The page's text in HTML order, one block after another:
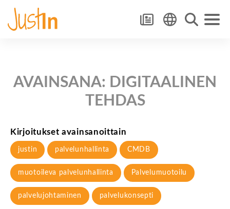
AVAINSANA: DIGITAALINEN
TEHDAS
Kirjoitukset avainsanoittain
justin palvelunhallinta CMDB
muotoileva palvelunhallinta Palvelumuotoilu
palvelujohtaminen palvelukonsepti